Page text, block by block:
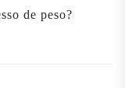
de peso?